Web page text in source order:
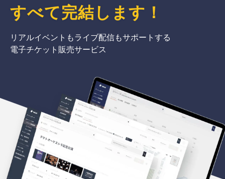
すべて完結 します ！
リアルイベントもライブ配信もサポートする
電子チケット販売サービス